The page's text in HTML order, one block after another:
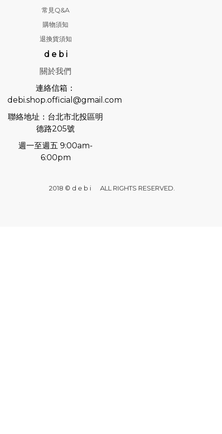
常見Q&A
購物須知
退換貨須知
d e b i
關於我們
連絡信箱：
debi.shop.official@gmail.com
聯絡地址：台北市北投區明
德路205號
週一至週五 9:00am-
6:00pm
2018 © d e b i ALL RIGHTS RESERVED.